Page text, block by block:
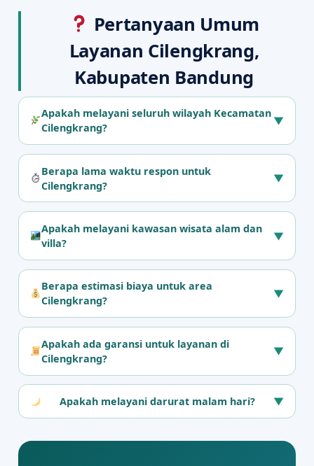
Pertanyaan Umum
Layanan Cilengkrang,
Kabupaten Bandung
Apakah melayani seluruh wilayah Kecamatan
Cilengkrang?
▼
Berapa lama waktu respon untuk
Cilengkrang?
▼
Apakah melayani kawasan wisata alam dan
villa?
▼
Berapa estimasi biaya untuk area
Cilengkrang?
▼
Apakah ada garansi untuk layanan di
Cilengkrang?
▼
Apakah melayani darurat malam hari? ▼